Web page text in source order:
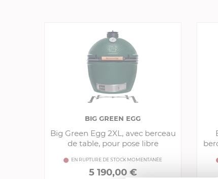
BIG GREEN EGG
Big Green Egg 2XL, avec berceau
de table, pour pose libre
EN RUPTURE DE STOCK MOMENTANÉE
5 190,00 €